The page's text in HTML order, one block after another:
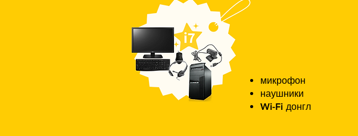
микрофон
наушники
Wi-Fi донгл